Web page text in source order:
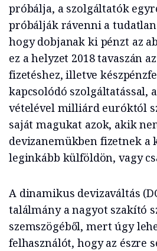
próbálja, a szolgáltatók
próbálják rávenni a
hogy dobjanak ki pénzt az
ez a helyzet 2018 tavaszán
fizetéshez, illetve
kapcsolódó szolgáltatással,
vételével milliárd euróktól
saját magukat azok, akik
devizanemükben fizetnek a
leginkább külföldön, vagy
A dinamikus devizaváltás
találmány a nagyot szakító
szemszögéből, mert úgy
felhasználót, hogy az észre